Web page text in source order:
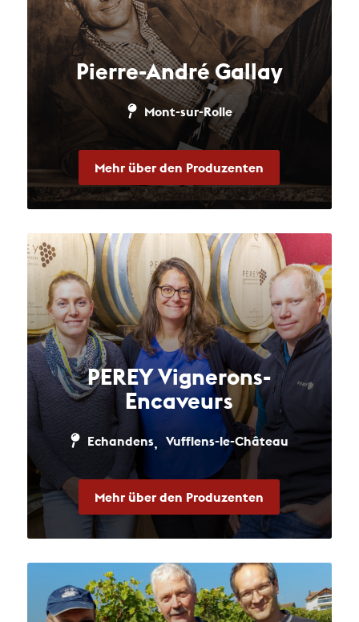
Pierre-André Gallay
Mont-sur-Rolle
Mehr über den Produzenten
PEREY Vignerons-
Encaveurs
Echandens, Vufflens-le-Château
Mehr über den Produzenten